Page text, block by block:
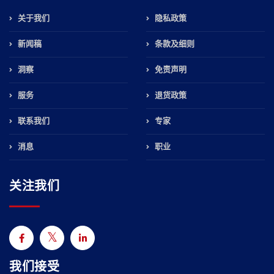
关于我们
新闻稿
洞察
服务
联系我们
消息
隐私政策
条款及细则
免责声明
退货政策
专家
职业
关注我们
我们接受